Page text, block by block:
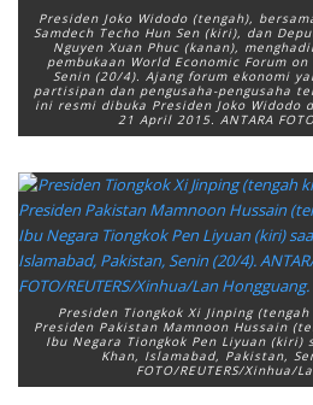
Presiden Joko Widodo (tengah),
Samdech Techo Hun Sen (kiri), dan
Nguyen Xuan Phuc (kanan),
pembukaan World Economic Forum
Senin (20/4). Ajang forum ekonomi
partisipan dan pengusaha-pengusaha
ini resmi dibuka Presiden Joko Widodo
21 April 2015. ANTARA
Presiden Tiongkok Xi Jinping
Presiden Pakistan Mamnoon Hussain
Ibu Negara Tiongkok Pen Liyuan
Khan, Islamabad, Pakistan,
FOTO/REUTERS/Xinhua/